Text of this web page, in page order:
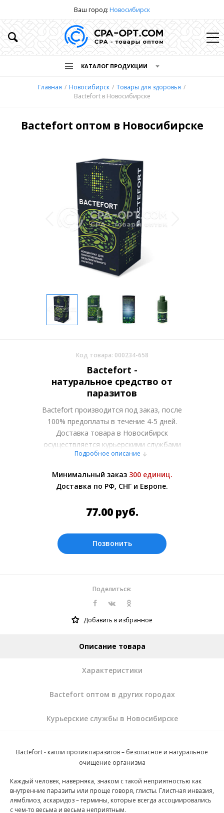
Ваш город: Новосибирск
КАТАЛОГ ПРОДУКЦИИ
Главная Новосибирск
Товары для здоровья
Bactefort в Новосибирске
Bactefort оптом в Новосибирске
Код товара: 000234-658
Bactefort -
натуральное средство от
паразитов
Bactefort производится под заказ, после
100% предоплаты в течение 4-5 дней.
Доставка товара в Новосибирск
осуществляется курьерскими службами
или самовывозом со склада в Москве.
менеджером.
Оплата производится в рублях.
Подробное описание
Минимальный заказ 300 единиц.
Доставка по РФ, СНГ и Европе.
77.00 руб.
Позвонить
Поделиться:
Добавить в избранное
Описание товара
Характеристики
Bactefort оптом в других городах
Курьерские службы в Новосибирске
Bactefort - капли против паразитов– безопасное и натуральное
очищение организма
Каждый человек, наверняка, знаком с такой неприятностью как
внутренние паразиты или проще говоря, глисты. Глистная инвазия,
лямблиоз, аскаридоз – термины, которые всегда ассоциировались
с чем-то весьма и весьма неприятным.